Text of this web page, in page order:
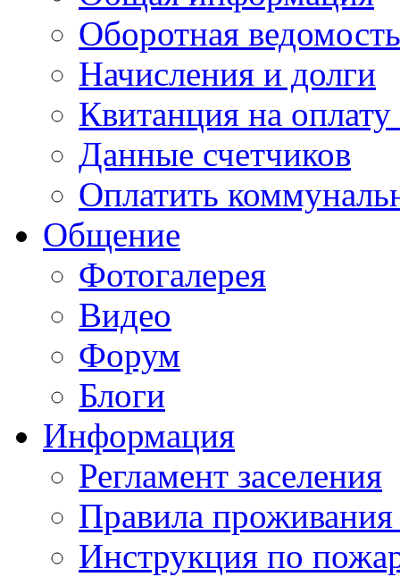
Оборотная ведомость
Начисления и долги
Квитанция на
Данные счетчиков
Оплатить
Общение
Фотогалерея
Видео
Форум
Блоги
Информация
Регламент заселения
Правила
Инструкция по